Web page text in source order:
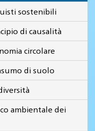
sostenibili
di causalità
circolare
di suolo
ambientale dei